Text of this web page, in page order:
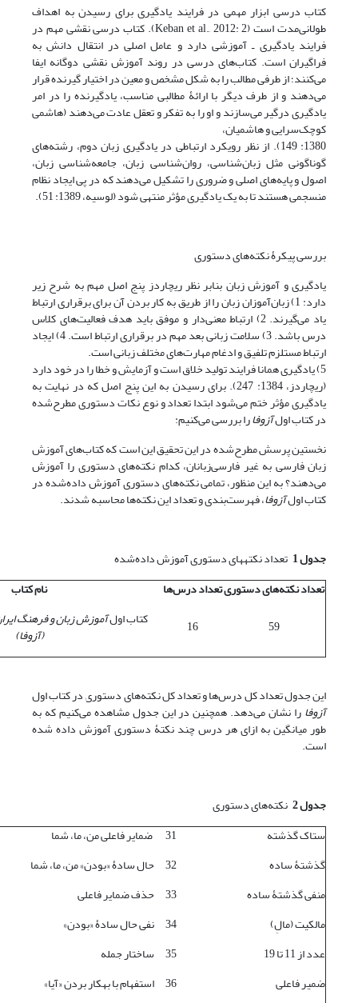
کتاب درسی ابزار مهمی در فرایند یادگیری برای رسیدن به اهداف
طولانی‌مدت است (Keban et al., 2012: 2). کتاب درسی نقشی مهم در
فرایند یادگیری ـ آموزشی دارد و عامل اصلی در انتقال دانش به
فراگیران است. کتاب‌های درسی در روند آموزش نقشی دوگانه ایفا
می‌کنند؛ از طرفی مطالب را به شکل مشخص و معین در اختیار گیرنده قرار
می‌دهند و از طرف دیگر با ارائۀ مطالبی مناسب، یادگیرنده را در امر
یادگیری درگیر می‌سازند و او را به تفکر و تعقل عادت می‌دهند (هاشمی
کوچک‌سرایی و هاشمیان،
1380: 149). از نظر رویکرد ارتباطی در یادگیری زبان دوم، رشته‌های
گوناگونی مثل زبان‌شناسی، روان‌شناسی زبان، جامعه‌شناسی زبان،
اصول و پایه‌های اصلی و ضروری را تشکیل می‌دهند که در پی ایجاد نظام
منسجمی هستند تا به یک یادگیری مؤثر منتهی شود (لوسیه، 1389: 51).
بررسی پیکرۀ نکته‌های دستوری
یادگیری و آموزش زبان بنابر نظر ریچاردز پنج اصل مهم به شرح زیر
دارد: 1) زبان‌آموزان زبان را از طریق به کار بردن آن برای برقراری ارتباط
یاد می‌گیرند. 2) ارتباط معنی‌دار و موفق باید هدف فعالیت‌های کلاس
درس باشد. 3) سلامت زبانی بعد مهم در برقراری ارتباط است. 4) ایجاد
ارتباط مستلزم تلفیق و ادغام مهارت‌های مختلف زبانی است.
5) یادگیری همانا فرایند تولید خلاق است و آزمایش و خطا را در خود دارد
(ریچاردز، 1384: 247). برای رسیدن به این پنج اصل که در نهایت به
یادگیری مؤثر ختم می‌شود ابتدا تعداد و نوع نکات دستوری مطرح‌شده
در کتاب اولآزوفارا بررسی می‌کنیم:
نخستین پرسش مطرح‌شده در این تحقیق این است که کتاب‌های آموزش
زبان فارسی به غیر فارسی‌زبانان، کدام نکته‌های دستوری را آموزش
می‌دهند؟ به این منظور، تمامی نکته‌های دستوری آموزش داده‌شده در
کتاب اولآزوفا، فهرست‌بندی و تعداد این نکته‌ها محاسبه شدند.
جدول 1 تعداد نکته­های دستوری آموزش داده‌شده
تعداد نکته‌های دستوریتعداد درس‌ها
نام کتاب
59
16 کتاب اولآموزش زبان و فرهنگ
(آزوفا)
این جدول تعداد کل درس‌ها و تعداد کل نکته‌های دستوری در کتاب اول
آزوفارا نشان می‌دهد. همچنین در این جدول مشاهده می‌کنیم که به
طور میانگین به ازای هر درس چند نکتۀ دستوری آموزش داده شده
است.
جدول 2 نکته‌های دستوری
ستاک گذشته
31 ضمایر فاعلی من، ما، شما
گذشتۀ ساده
32 حال سادۀ «بودن» من، ما، شما
منفی گذشتۀ ساده
33 حذف ضمایر فاعلی
مالکیت (مالِ)
34 نفی حال سادۀ «بودن»
عدد از 11 تا 19
35 ساختار جمله
ضمیر فاعلی
36 استفهام با به­کار بردن «آیا»